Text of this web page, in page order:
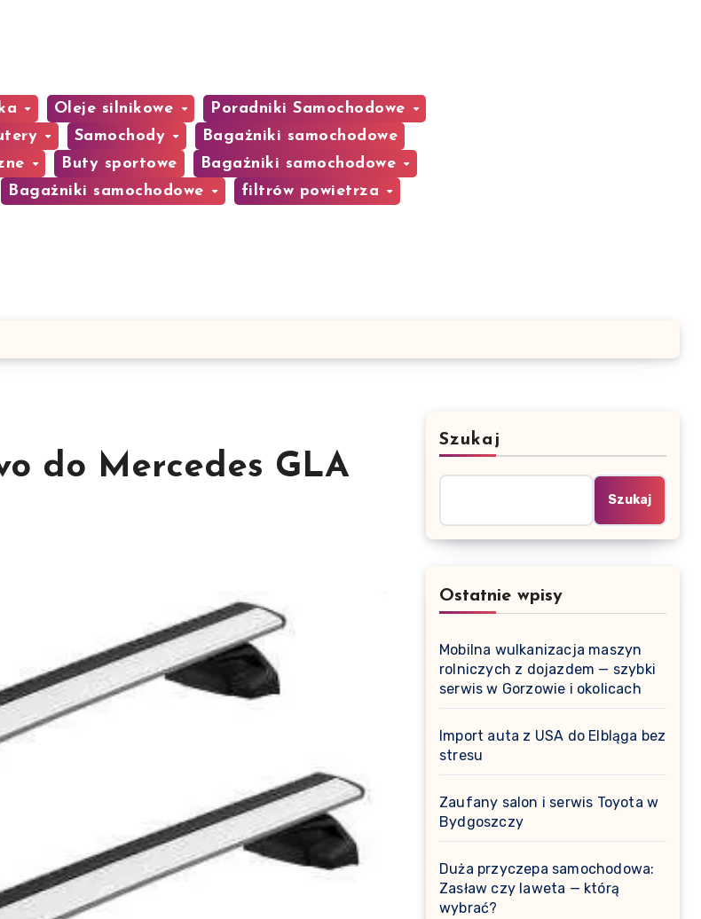
Oleje silnikowe
Poradniki Samochodowe
Samochody
Bagażniki samochodowe
Buty sportowe
Bagażniki samochodowe
Bagażniki samochodowe filtrów powietrza
do Mercedes GLA
Szukaj
Szukaj
Ostatnie wpisy
Mobilna wulkanizacja maszyn
rolniczych z dojazdem — szybki
serwis w Gorzowie i okolicach
Import auta z USA do Elbląga bez
stresu
Zaufany salon i serwis Toyota w
Bydgoszczy
Duża przyczepa samochodowa:
Zasław czy laweta — którą
wybrać?